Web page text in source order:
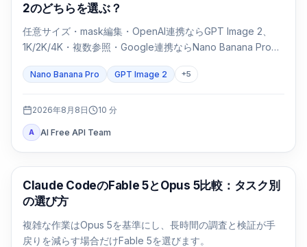
2のどちらを選ぶ？
任意サイズ・mask編集・OpenAI連携ならGPT Image 2、
1K/2K/4K・複数参照・Google連携ならNano Banana Proを
SKUで両方を検証します。
Nano Banana Pro GPT Image 2 +5
2026年8月8日 10 分
A AI Free API Team
Claude Code
Claude CodeのFable 5とOpus 5比較：タスク別
の選び方
複雑な作業はOpus 5を基準にし、長時間の調査と検証が手
戻りを減らす場合だけFable 5を選びます。